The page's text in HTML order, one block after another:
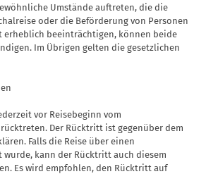
Umstände auftreten, die die
oder die Beförderung von Personen
erheblich beein­trächtigen, können beide
Im Übrigen gelten die gesetzlichen
vor Reisebeginn vom
Der Rücktritt ist gegen­über dem
Falls die Reise über einen
wurde, kann der Rücktritt auch diesem
Es wird empfohlen, den Rücktritt auf